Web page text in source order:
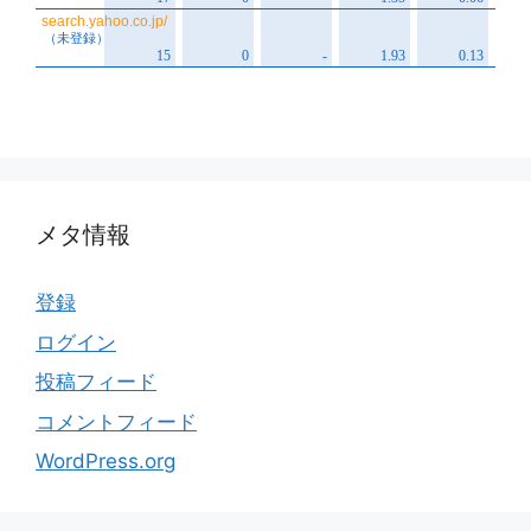
メタ情報
登録
ログイン
投稿フィード
コメントフィード
WordPress.org